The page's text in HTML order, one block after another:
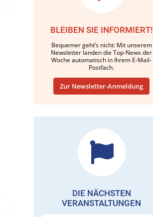
BLEIBEN SIE INFORMIERT!
Bequemer geht’s nicht: Mit unserem
Newsletter landen die Top-News der
Woche automatisch in Ihrem E-Mail-
Postfach.
Zur Newsletter-Anmeldung
DIE NÄCHSTEN
VERANSTALTUNGEN